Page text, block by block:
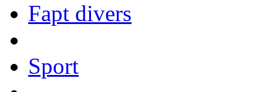
Fapt divers
Sport